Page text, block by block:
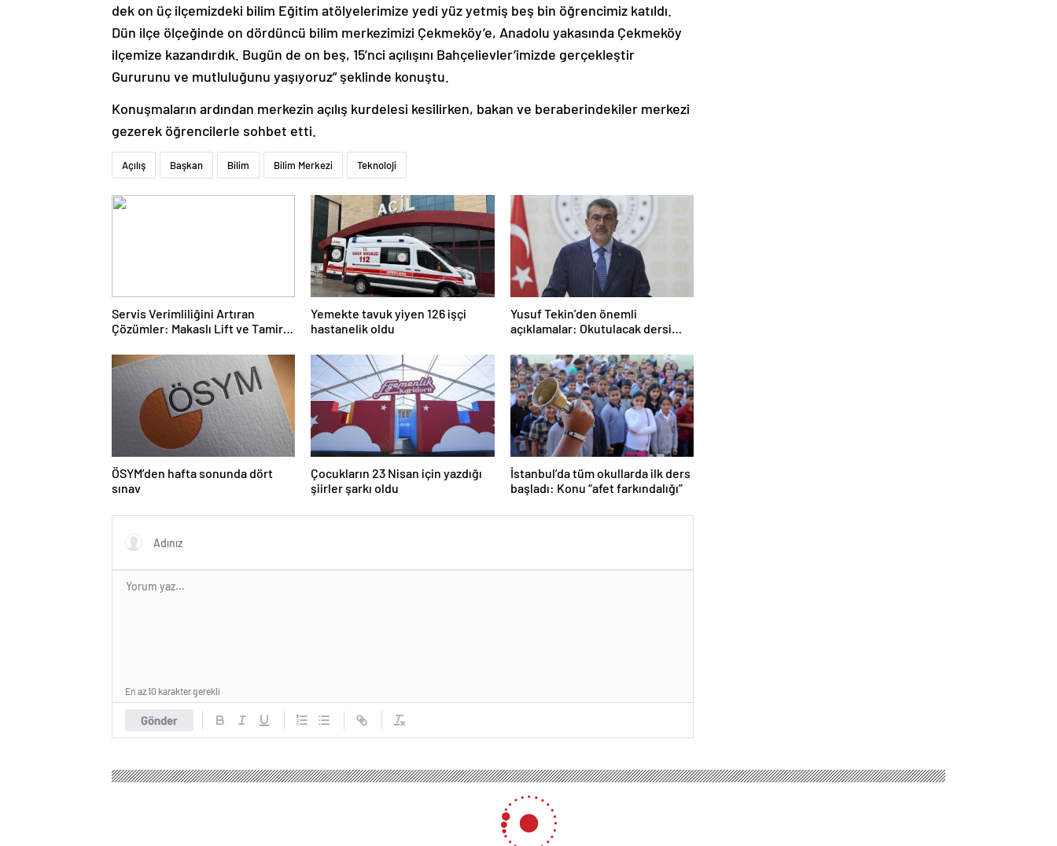
dek on üç ilçemizdeki bilim Eğitim atölyelerimize yedi yüz yetmiş beş bin öğrencimiz katıldı.
Dün ilçe ölçeğinde on dördüncü bilim merkezimizi Çekmeköy’e, Anadolu yakasında Çekmeköy
ilçemize kazandırdık. Bugün de on beş, 15’nci açılışını Bahçelievler’imizde gerçekleştir
Gururunu ve mutluluğunu yaşıyoruz” şeklinde konuştu.
Konuşmaların ardından merkezin açılış kurdelesi kesilirken, bakan ve beraberindekiler merkezi
gezerek öğrencilerle sohbet etti.
Açılış Başkan Bilim Bilim Merkezi Teknoloji
Servis Verimliliğini Artıran
Çözümler: Makaslı Lift ve Tamirci
Yemekte tavuk yiyen 126 işçi
hastanelik oldu
Yusuf Tekin’den önemli
açıklamalar: Okutulacak dersi
değişikliği masada
ÖSYM’den hafta sonunda dört
sınav
Çocukların 23 Nisan için yazdığı
şiirler şarkı oldu
İstanbul’da tüm okullarda ilk ders
başladı: Konu “afet farkındalığı”
Gönder
En az 10 karakter gerekli